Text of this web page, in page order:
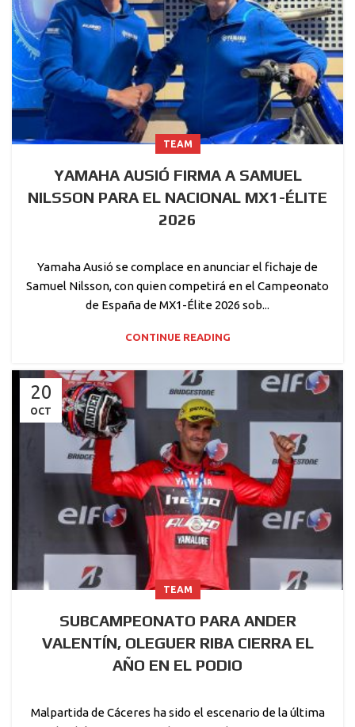
TEAM
YAMAHA AUSIÓ FIRMA A SAMUEL
NILSSON PARA EL NACIONAL MX1-ÉLITE
2026
Yamaha Ausió se complace en anunciar el fichaje de
Samuel Nilsson, con quien competirá en el Campeonato
de España de MX1-Élite 2026 sob...
CONTINUE READING
20
OCT
TEAM
SUBCAMPEONATO PARA ANDER
VALENTÍN, OLEGUER RIBA CIERRA EL
AÑO EN EL PODIO
Malpartida de Cáceres ha sido el escenario de la última